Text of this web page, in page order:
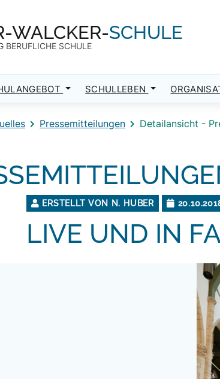
WALCKER-SCHULE
BERUFLICHE SCHULE
SCHULLEBEN
Pressemitteilungen Detailansicht -
ERSTELLT VON N. HUBER
LIVE UND IN